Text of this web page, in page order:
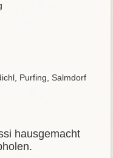
Purfing, Salmdorf
hausgemacht